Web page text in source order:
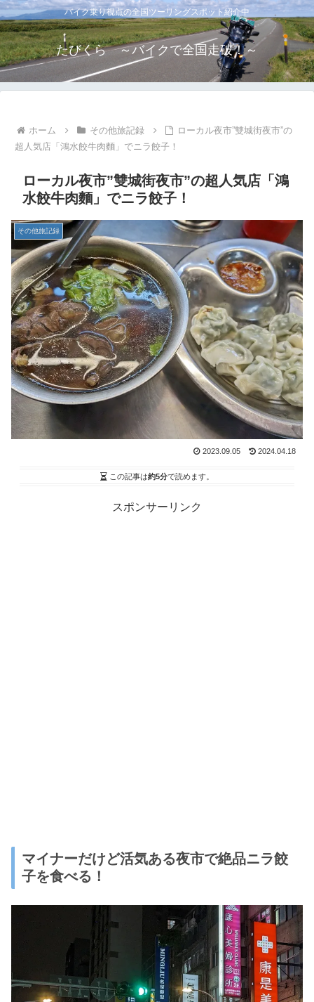
バイク乗り視点の全国ツーリングスポット紹介中
たびくら ～バイクで全国走破！～
ホーム その他旅記録
ローカル夜市”雙城街夜市”の
超人気店「鴻水餃牛肉麵」でニラ餃子！
ローカル夜市”雙城街夜市”の超人気店「鴻
水餃牛肉麵」でニラ餃子！
その他旅記録
2023.09.05 2024.04.18
この記事は約5分で読めます。
スポンサーリンク
マイナーだけど活気ある夜市で絶品ニラ餃
子を食べる！